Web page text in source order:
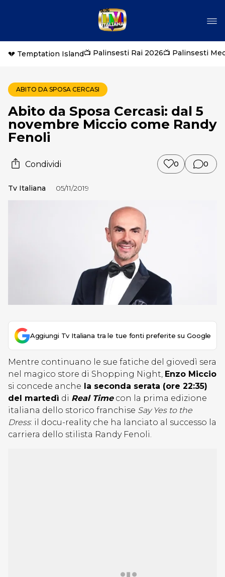
💔 Temptation Island📺 Palinsesti Rai 2026📺 Palinsesti
ABITO DA SPOSA CERCASI
Abito da Sposa Cercasi: dal 5
novembre Miccio come Randy
Fenoli
Condividi 0 0
Tv Italiana 05/11/2019
Aggiungi Tv Italiana tra le tue fonti preferite su Google
Mentre continuano le sue fatiche del giovedì sera
nel magico store di Shopping Night, Enzo Miccio
si concede anche la seconda serata (ore 22:35)
del martedì di Real Timecon la prima edizione
italiana dello storico franchise Say Yes to the
Dress: il docu-reality che ha lanciato al successo la
carriera dello stilista Randy Fenoli.